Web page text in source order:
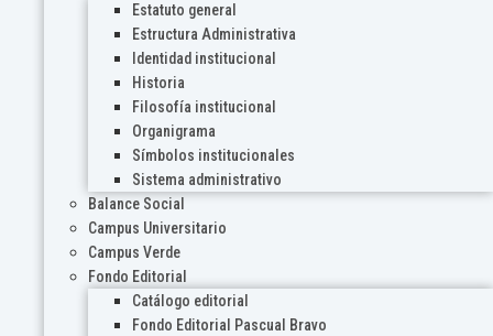
Estatuto general
Estructura Administrativa
Identidad institucional
Historia
Filosofía institucional
Organigrama
Símbolos institucionales
Sistema administrativo
Balance Social
Campus Universitario
Campus Verde
Fondo Editorial
Catálogo editorial
Fondo Editorial Pascual Bravo